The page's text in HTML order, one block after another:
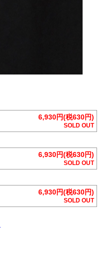
6,930円(税630円)
SOLD OUT
6,930円(税630円)
SOLD OUT
6,930円(税630円)
SOLD OUT